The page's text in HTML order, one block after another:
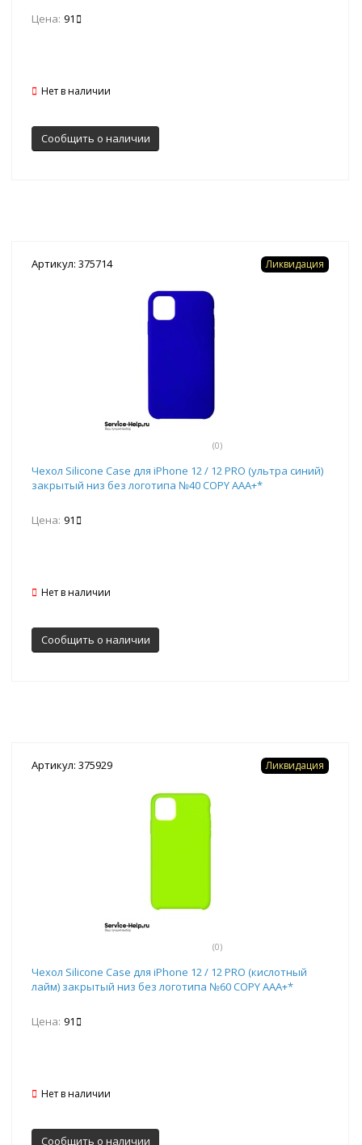
Цена: 91
Нет в наличии
Сообщить о наличии
Артикул: 375714
(0)
Ликвидация
Чехол Silicone Case для iPhone 12 / 12 PRO (ультра синий)
закрытый низ без логотипа №40 COPY AAA+*
Цена: 91
Нет в наличии
Сообщить о наличии
Артикул: 375929
(0)
Ликвидация
Чехол Silicone Case для iPhone 12 / 12 PRO (кислотный
лайм) закрытый низ без логотипа №60 COPY AAA+*
Цена: 91
Нет в наличии
Сообщить о наличии